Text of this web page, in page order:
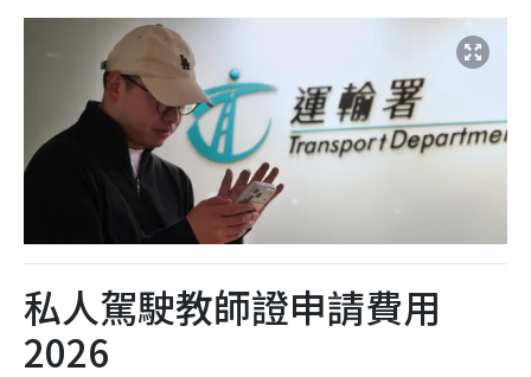
私人駕駛教師證申請費用
2026